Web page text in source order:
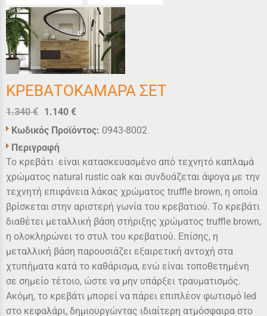
ΚΡΕΒΑΤΟΚΑMAΡΑ ΣΕΤ
1.340 € 1.140 €
Κωδικός Προϊόντος: 0943-8002
Περιγραφή
Το κρεβάτι είναι κατασκευασμένο από τεχνητό καπλαμά
χρώματος natural rustic oak και συνδυάζεται άψογα με την
τεχνητή επιφάνεια λάκας χρώματος truffle brown, η οποία
βρίσκεται στην αριστερή γωνία του κρεβατιού. Το κρεβάτι
διαθέτει μεταλλική βάση στήριξης χρώματος truffle brown,
η ολοκληρώνει το στυλ του κρεβατιού. Επίσης, η
μεταλλική βάση παρουσιάζει εξαιρετική αντοχή στα
χτυπήματα κατά το καθάρισμα, ενώ είναι τοποθετημένη
σε σημείο τέτοιο, ώστε να μην υπάρξει τραυματισμός.
Ακόμη, το κρεβάτι μπορεί να πάρει επιπλέον φωτισμό led
στο κεφαλάρι, δημιουργώντας ιδιαίτερη ατμόσφαιρα στο